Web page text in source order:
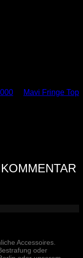
Mavi Fringe Top
können einen
Kommentar
Accessoires.
oder